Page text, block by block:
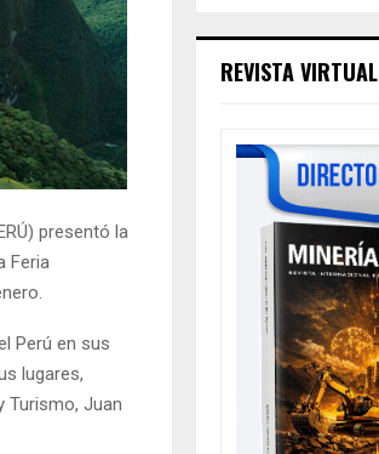
presentó la
Feria
Perú en sus
lugares,
Turismo, Juan
REVISTA VIRTUAL